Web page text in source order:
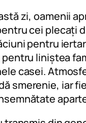
zi, oamenii
cei plecați
pentru
liniștea
casei.
smerenie, iar